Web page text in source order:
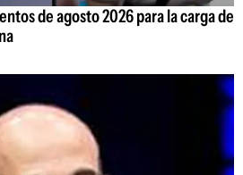
de agosto 2026 para la carga de